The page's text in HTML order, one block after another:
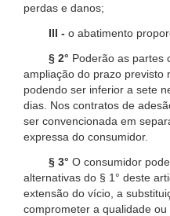
perdas e danos;
III - o abatimento
§ 2° Poderão as partes
ampliação do prazo previsto
podendo ser inferior a sete
dias. Nos contratos de
ser convencionada em
expressa do consumidor.
§ 3° O consumidor
alternativas do § 1° deste
extensão do vício, a
comprometer a qualidade